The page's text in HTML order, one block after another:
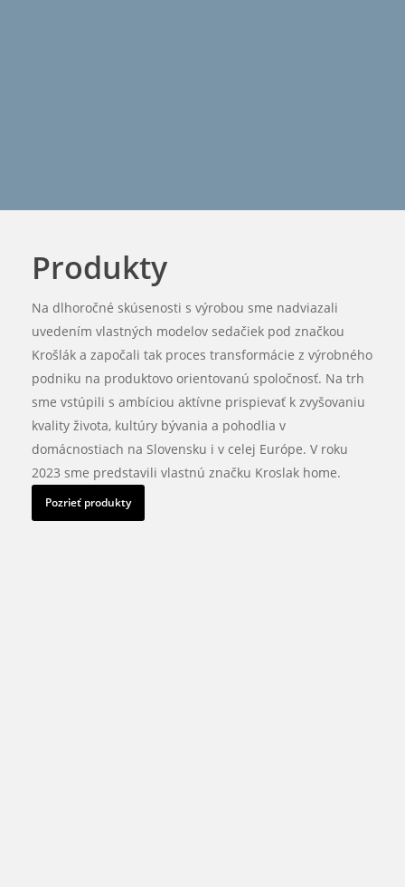
Produkty
Na dlhoročné skúsenosti s výrobou sme nadviazali
uvedením vlastných modelov sedačiek pod značkou
Krošlák a započali tak proces transformácie z výrobného
podniku na produktovo orientovanú spoločnosť. Na trh
sme vstúpili s ambíciou aktívne prispievať k zvyšovaniu
kvality života, kultúry bývania a pohodlia v
domácnostiach na Slovensku i v celej Európe. V roku
2023 sme predstavili vlastnú značku Kroslak home.
Pozrieť produkty